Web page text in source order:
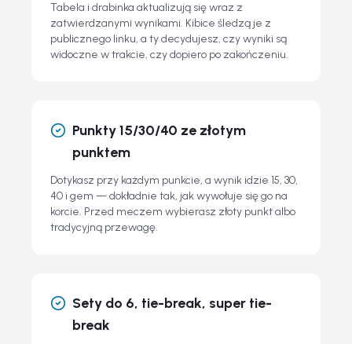
Tabela i drabinka aktualizują się wraz z
zatwierdzanymi wynikami. Kibice śledzą je z
publicznego linku, a ty decydujesz, czy wyniki są
widoczne w trakcie, czy dopiero po zakończeniu.
Punkty 15/30/40 ze złotym
punktem
Dotykasz przy każdym punkcie, a wynik idzie 15, 30,
40 i gem — dokładnie tak, jak wywołuje się go na
korcie. Przed meczem wybierasz złoty punkt albo
tradycyjną przewagę.
Sety do 6, tie-break, super tie-
break